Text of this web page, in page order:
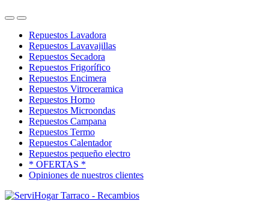
OpenClose
Repuestos Lavadora
Repuestos Lavavajillas
Repuestos Secadora
Repuestos Frigorífico
Repuestos Encimera
Repuestos Vitroceramica
Repuestos Horno
Repuestos Microondas
Repuestos Campana
Repuestos Termo
Repuestos Calentador
Repuestos pequeño electro
* OFERTAS *
Opiniones de nuestros clientes